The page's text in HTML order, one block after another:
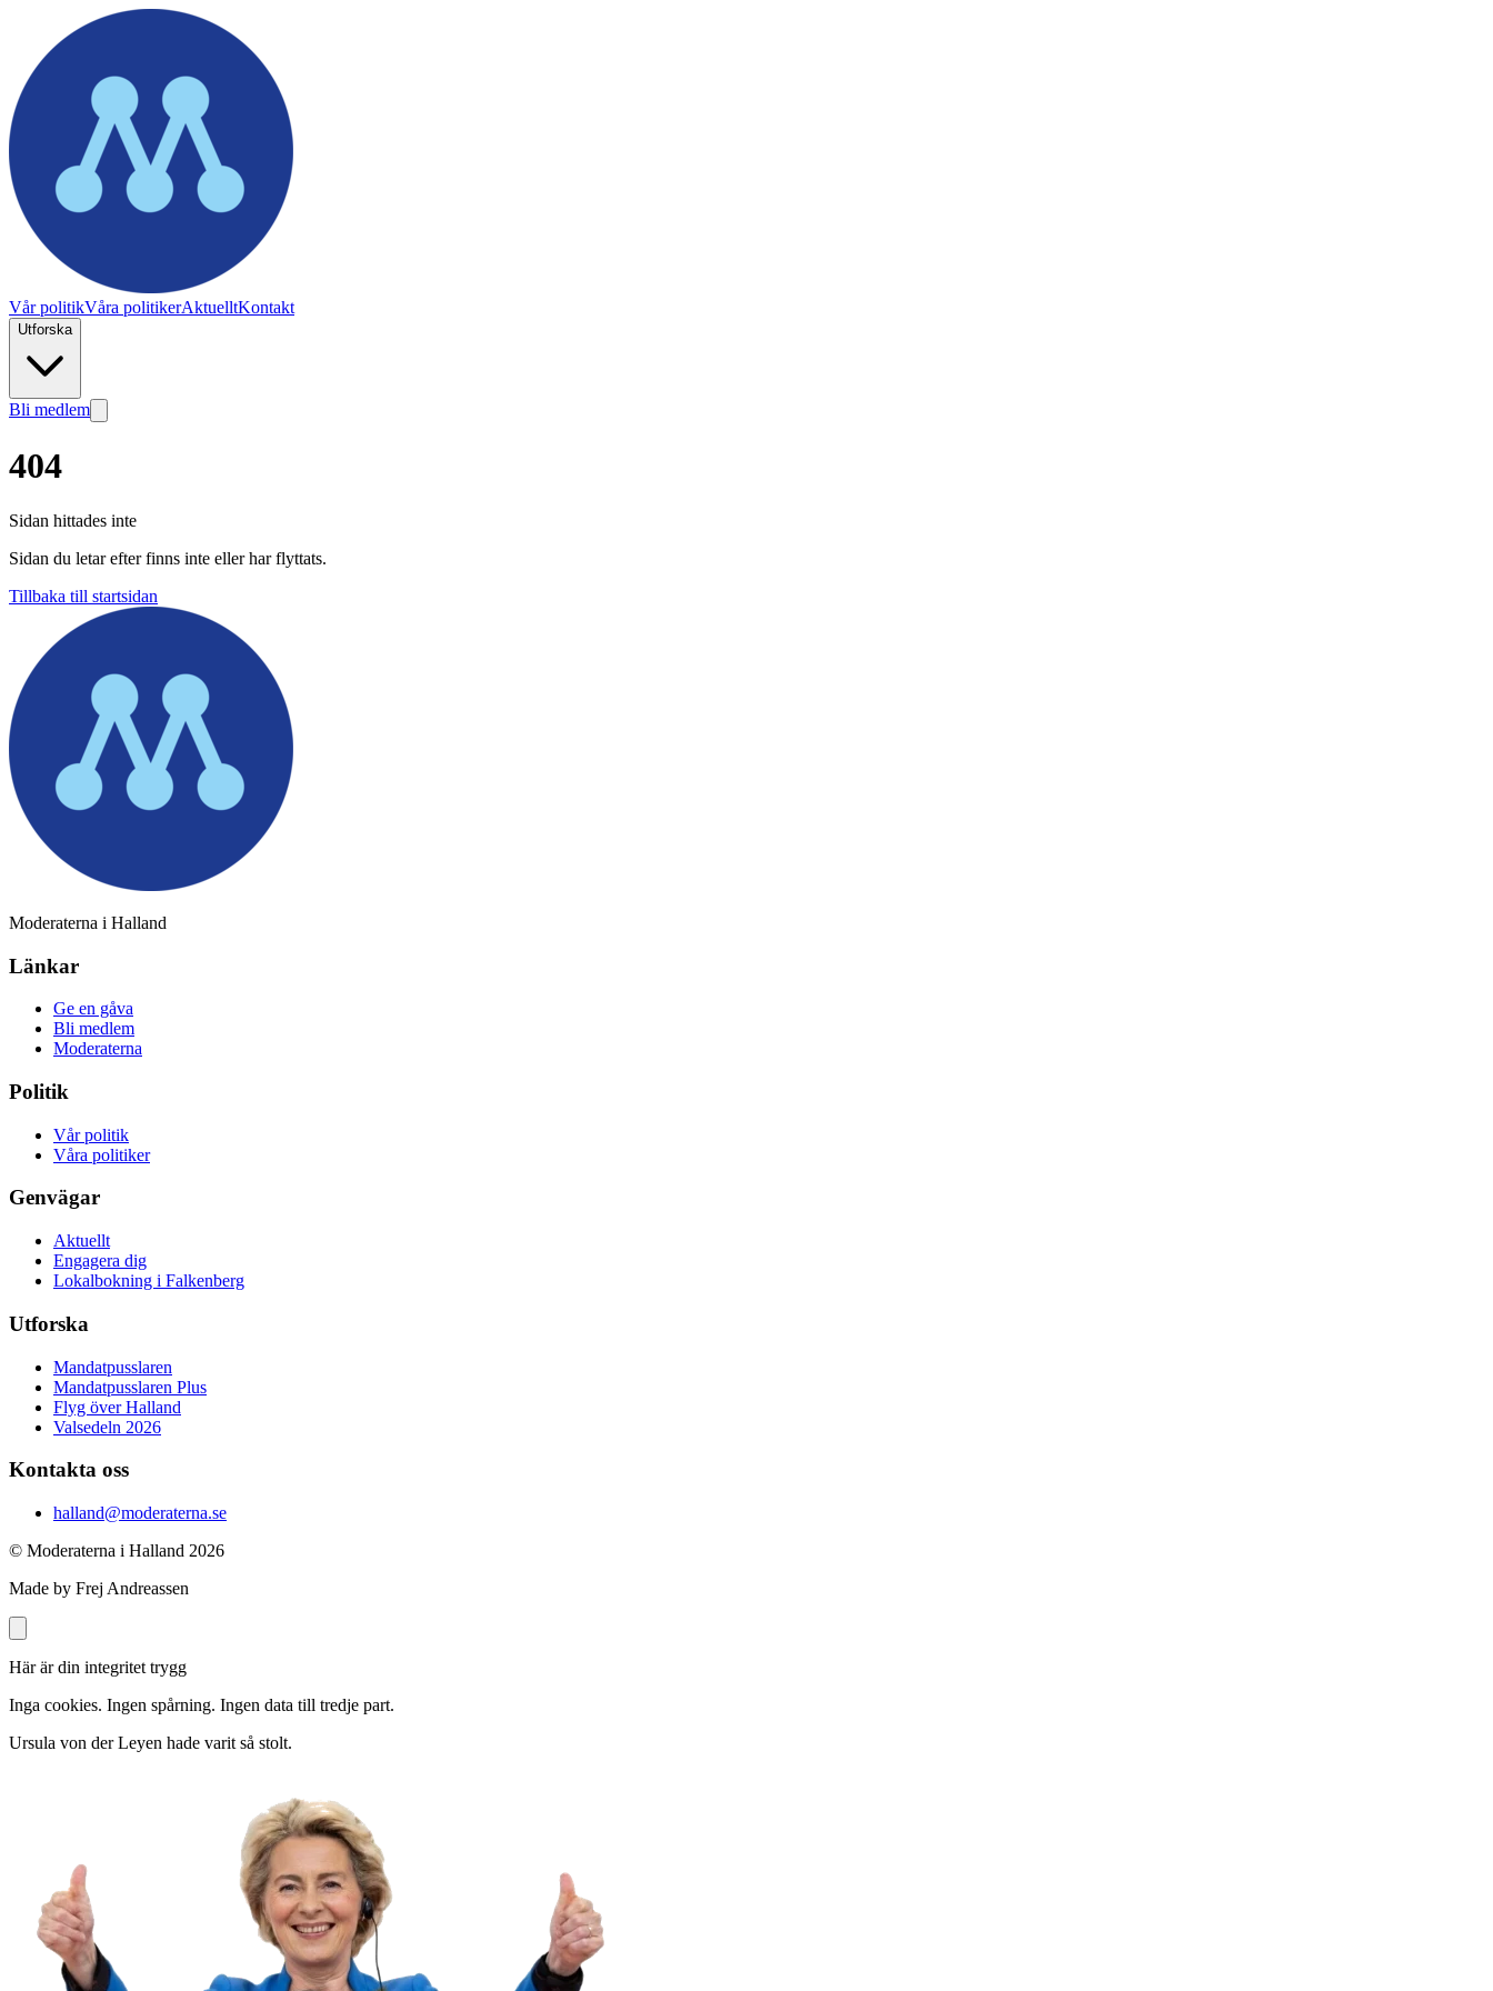
Vår politikVåra politikerAktuelltKontakt
Utforska
Bli medlem
404
Sidan hittades inte
Sidan du letar efter finns inte eller har flyttats.
Tillbaka till startsidan
Moderaterna i Halland
Länkar
Ge en gåva
Bli medlem
Moderaterna
Politik
Vår politik
Våra politiker
Genvägar
Aktuellt
Engagera dig
Lokalbokning i Falkenberg
Utforska
Mandatpusslaren
Mandatpusslaren Plus
Flyg över Halland
Valsedeln 2026
Kontakta oss
halland@moderaterna.se
© Moderaterna i Halland 2026
Made by Frej Andreassen
Här är din integritet trygg
Inga cookies. Ingen spårning. Ingen data till tredje part.
Ursula von der Leyen hade varit så stolt.